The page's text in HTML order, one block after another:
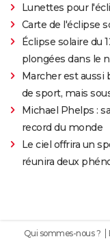
Lunettes pour
Carte de l'éclipse
Éclipse solaire du
plongées dans le
Marcher est aussi
de sport, mais
Michael Phelps :
record du monde
Le ciel offrira un
réunira deux
Qui sommes-nous ?